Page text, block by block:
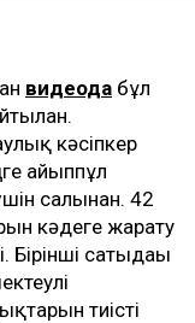
видеода бұл
кәсіпкер
айыппұл
салынған. 42
кәдеге жарату
сатыдағы
тиісті